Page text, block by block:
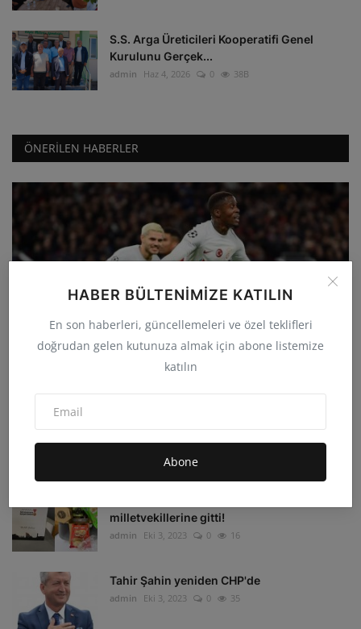
HABER BÜLTENIMIZE KATILIN
En son haberleri, güncellemeleri ve özel teklifleri
doğrudan gelen kutunuza almak için abone listemize
katılın
Abone
S.S. Arga Üreticileri Kooperatifi Genel
Kurulunu Gerçek...
admin Haz 4, 2026 0 38B
ÖNERILEN HABERLER
Galatasaray deplasmanda Manchester
United'ı 3-2 yenerek...
Eki 4, 2023
milletvekillerine gitti!
admin Eki 3, 2023 0 16
Tahir Şahin yeniden CHP'de
admin Eki 3, 2023 0 35